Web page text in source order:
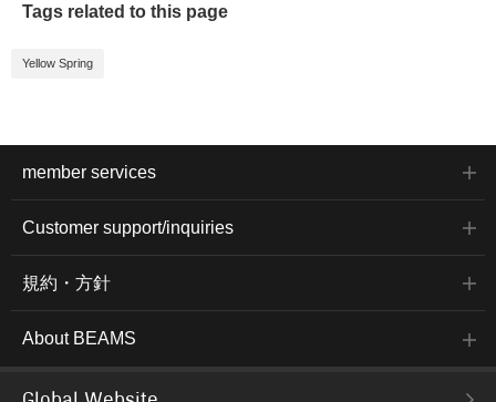
Tags related to this page
Yellow Spring
member services
Customer support/inquiries
規約・方針
About BEAMS